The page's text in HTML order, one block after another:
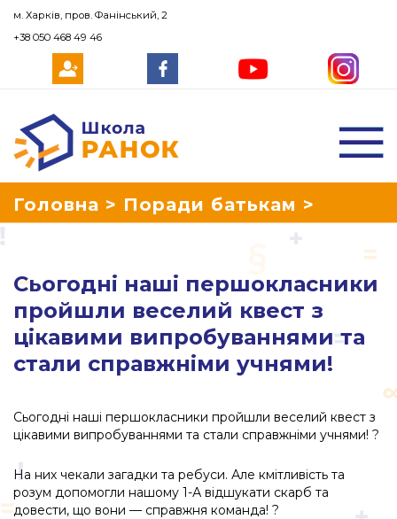
Школа Ранок
Головна > Поради батькам >
Сьогоднi нашi першокласники пройшли
веселий квест з цiкавими
випробуваннями та стали справжнiми
Сьогоднi нашi першокласники
пройшли веселий квест з
цiкавими випробуваннями та
стали справжнiми учнями!
Сьогоднi нашi першокласники пройшли веселий квест з
цiкавими випробуваннями та стали справжнiми учнями! ?
На них чекали загадки та ребуси. Але кмiтливiсть та
розум допомогли нашому 1-А вiдшукати скарб та
довести, що вони — справжня команда! ?
м. Харків, пров. Фанінський, 2
+38 050 468 49 46